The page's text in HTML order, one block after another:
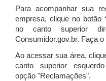
Para acompanhar sua
empresa, clique no botão
no canto superior
Consumidor.gov.br. Faça
Ao acessar sua área,
canto superior
opção "Reclamações".